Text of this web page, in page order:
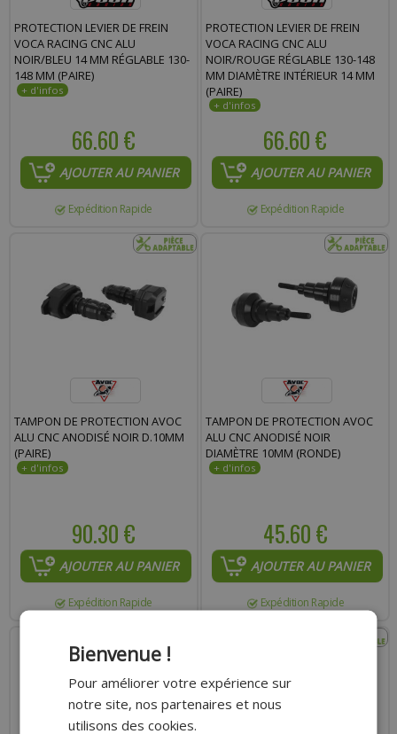
PROTECTION LEVIER DE FREIN
VOCA RACING CNC ALU
NOIR/BLEU 14 MM RÉGLABLE 130-
148 MM (PAIRE)
66.60 €
AJOUTER AU PANIER
Expédition Rapide
PROTECTION LEVIER DE FREIN
VOCA RACING CNC ALU
NOIR/ROUGE RÉGLABLE 130-148
MM DIAMÈTRE INTÉRIEUR 14 MM
(PAIRE)
66.60 €
AJOUTER AU PANIER
Expédition Rapide
TAMPON DE PROTECTION AVOC
ALU CNC ANODISÉ NOIR D.10MM
(PAIRE)
90.30 €
AJOUTER AU PANIER
Expédition Rapide
TAMPON DE PROTECTION AVOC
ALU CNC ANODISÉ NOIR
DIAMÈTRE 10MM (RONDE)
45.60 €
AJOUTER AU PANIER
Expédition Rapide
Commentaire :
Bienvenue !
Pour améliorer votre expérience sur
notre site, nos partenaires et nous
utilisons des cookies.